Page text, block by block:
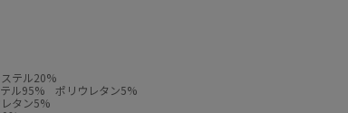
テル20%
ル95% ポリウレタン5%
タン5%